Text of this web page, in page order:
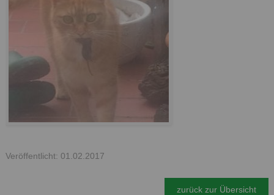
Veröffentlicht: 01.02.2017
zurück zur Übersicht